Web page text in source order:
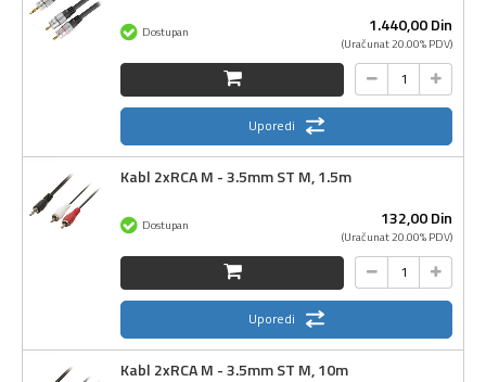
1.440,00Din
(Uračunat 20.00% PDV)
Dostupan
Uporedi
Kabl 2xRCA M - 3.5mm ST M, 1.5m
132,00Din
(Uračunat 20.00% PDV)
Dostupan
Uporedi
Kabl 2xRCA M - 3.5mm ST M, 10m